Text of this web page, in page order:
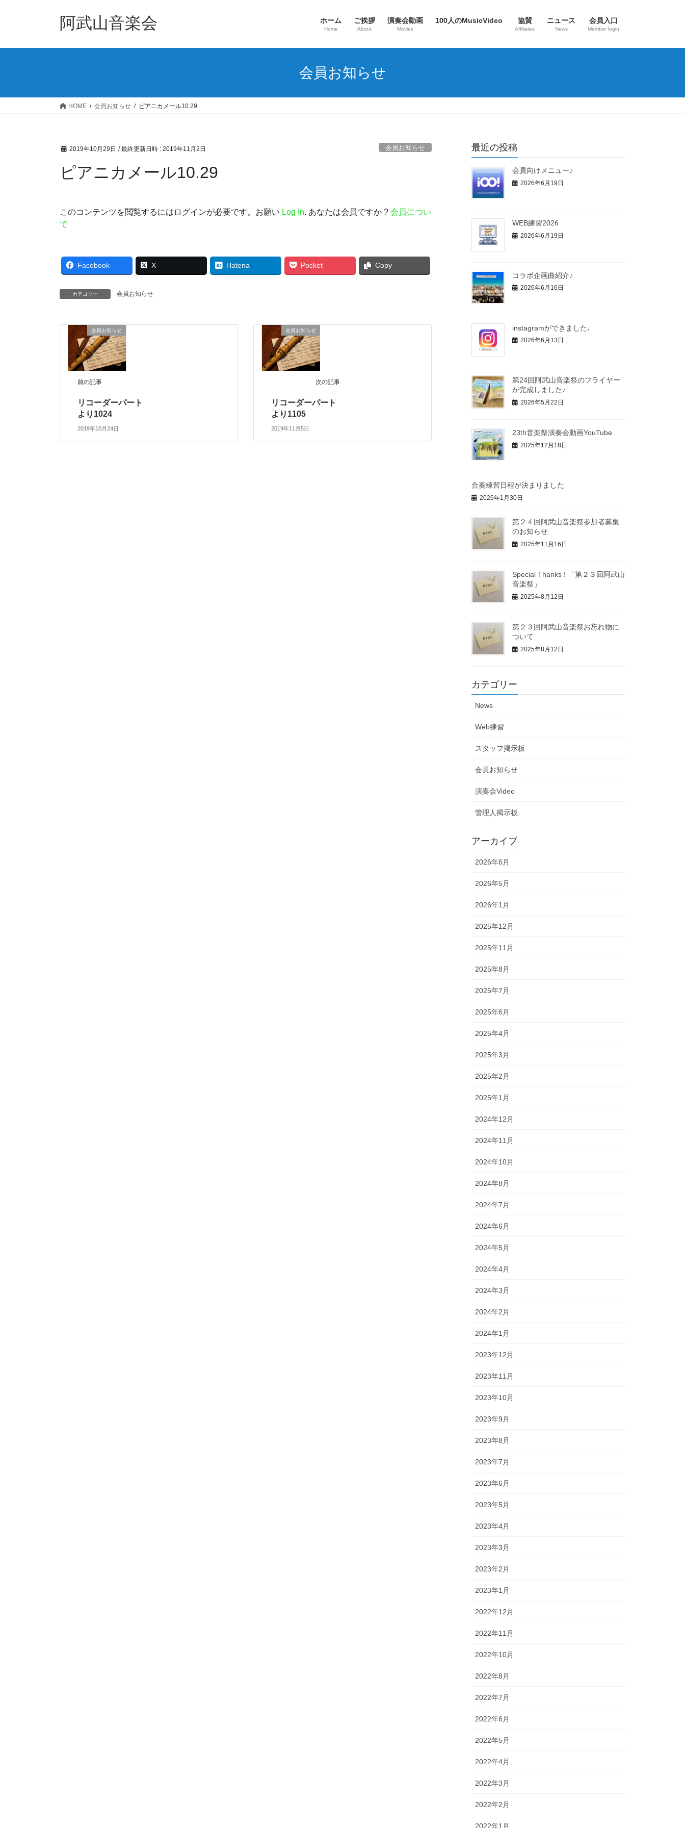
阿武山音楽会 ホーム
Home
ご挨拶
About
演奏会動画
Movies
100人のMusicVideo 協賛
Affiliates
ニュース
News
会員入口
Member login
会員お知らせ
HOME 会員お知らせ ピアニカメール10.29
2019年10月29日 / 最終更新日時 : 2019年11月2日 会員お知らせ
ピアニカメール10.29
このコンテンツを閲覧するにはログインが必要です。お願い Log In. あなたは会員ですか ? 会員につい
て
Facebook X Hatena Pocket Copy
カテゴリー 会員お知らせ
会員お知らせ
前の記事
リコーダーパート
より1024
2019年10月24日
会員お知らせ
次の記事
リコーダーパート
より1105
2019年11月5日
最近の投稿
会員向けメニュー♪
2026年6月19日
WEB練習2026
2026年6月19日
コラボ企画曲紹介♪
2026年6月16日
instagramができました♩
2026年6月13日
第24回阿武山音楽祭のフライヤー
が完成しました♪
2026年5月22日
23th音楽祭演奏会動画YouTube
2025年12月18日
合奏練習日程が決まりました
2026年1月30日
第２４回阿武山音楽祭参加者募集
のお知らせ
2025年11月16日
Special Thanks ! 「第２３回阿武山
音楽祭」
2025年8月12日
第２３回阿武山音楽祭お忘れ物に
ついて
2025年8月12日
カテゴリー
News
Web練習
スタッフ掲示板
会員お知らせ
演奏会Video
管理人掲示板
アーカイブ
2026年6月
2026年5月
2026年1月
2025年12月
2025年11月
2025年8月
2025年7月
2025年6月
2025年4月
2025年3月
2025年2月
2025年1月
2024年12月
2024年11月
2024年10月
2024年8月
2024年7月
2024年6月
2024年5月
2024年4月
2024年3月
2024年2月
2024年1月
2023年12月
2023年11月
2023年10月
2023年9月
2023年8月
2023年7月
2023年6月
2023年5月
2023年4月
2023年3月
2023年2月
2023年1月
2022年12月
2022年11月
2022年10月
2022年8月
2022年7月
2022年6月
2022年5月
2022年4月
2022年3月
2022年2月
2022年1月